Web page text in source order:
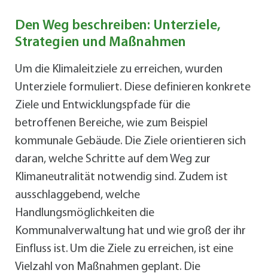
Den Weg beschreiben: Unterziele,
Strategien und Maßnahmen
Um die Klimaleitziele zu erreichen, wurden
Unterziele formuliert. Diese definieren konkrete
Ziele und Entwicklungspfade für die
betroffenen Bereiche, wie zum Beispiel
kommunale Gebäude. Die Ziele orientieren sich
daran, welche Schritte auf dem Weg zur
Klimaneutralität notwendig sind. Zudem ist
ausschlaggebend, welche
Handlungsmöglichkeiten die
Kommunalverwaltung hat und wie groß der ihr
Einfluss ist. Um die Ziele zu erreichen, ist eine
Vielzahl von Maßnahmen geplant. Die